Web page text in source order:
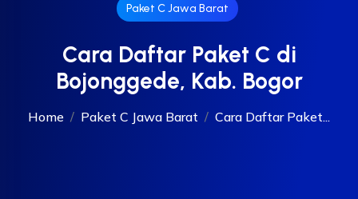
Paket C Jawa Barat
Cara Daftar Paket C di
Bojonggede, Kab. Bogor
Home Paket C Jawa Barat Cara Daftar Paket...